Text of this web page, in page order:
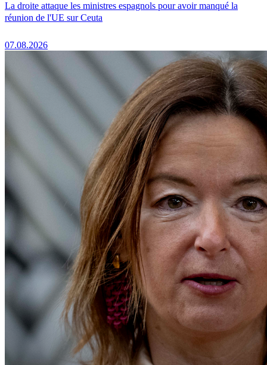
La droite attaque les ministres espagnols pour avoir manqué la
réunion de l'UE sur Ceuta
07.08.2026